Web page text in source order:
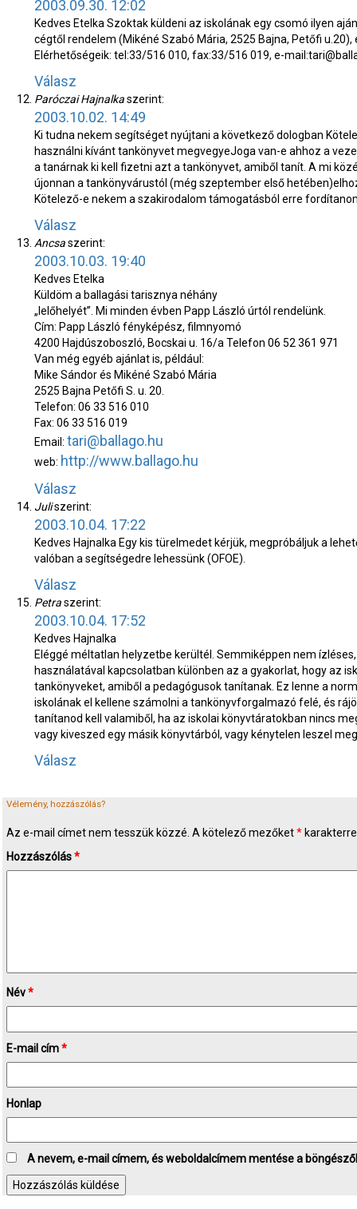
2003.09.30. 12:02
Kedves Etelka Szoktak küldeni az iskolának egy csomó ilyen
cégtől rendelem (Mikéné Szabó Mária, 2525 Bajna, Petőfi
Elérhetőségeik: tel:33/516 010, fax:33/516 019, e-
Válasz
Paróczai Hajnalkaszerint:
2003.10.02. 14:49
Ki tudna nekem segítséget nyújtani a következő dologban
használni kívánt tankönyvet megvegyeJoga van-e ahhoz a
a tanárnak ki kell fizetni azt a tankönyvet, amiből tanít. A mi
újonnan a tankönyvárustól (még szeptember első
Kötelező-e nekem a szakirodalom támogatásból erre
Válasz
Ancsaszerint:
2003.10.03. 19:40
Kedves Etelka
Küldöm a ballagási tarisznya néhány
„lelőhelyét”. Mi minden évben Papp László úrtól rendelünk.
Cím: Papp László fényképész, filmnyomó
4200 Hajdúszoboszló, Bocskai u. 16/a Telefon 06 52 361 971
Van még egyéb ajánlat is, például:
Mike Sándor és Mikéné Szabó Mária
2525 Bajna Petőfi S. u. 20.
Telefon: 06 33 516 010
Fax: 06 33 516 019
Email: tari@ballago.hu
web: http://www.ballago.hu
Válasz
Juliszerint:
2003.10.04. 17:22
Kedves Hajnalka Egy kis türelmedet kérjük, megpróbáljuk a
valóban a segítségedre lehessünk (OFOE).
Válasz
Petraszerint:
2003.10.04. 17:52
Kedves Hajnalka
Eléggé méltatlan helyzetbe kerültél. Semmiképpen nem
használatával kapcsolatban különben az a gyakorlat, hogy az
tankönyveket, amiből a pedagógusok tanítanak. Ez lenne a
iskolának el kellene számolni a tankönyvforgalmazó felé, és
tanítanod kell valamiből, ha az iskolai könyvtáratokban nincs
vagy kiveszed egy másik könyvtárból, vagy kénytelen leszel
Válasz
Vélemény, hozzászólás?
Az e-mail címet nem tesszük közzé. A kötelező mezőket*
Hozzászólás*
Név*
E-mail cím*
Honlap
A nevem, e-mail címem, és weboldalcímem mentése a